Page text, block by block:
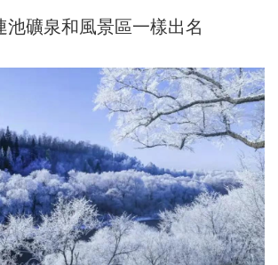
池礦泉和風景區一樣出名